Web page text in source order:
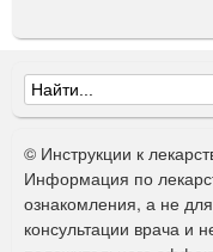
Ф
о
р
м
© Инструкции к
Информация по
ознакомления, а не
консультации врача и